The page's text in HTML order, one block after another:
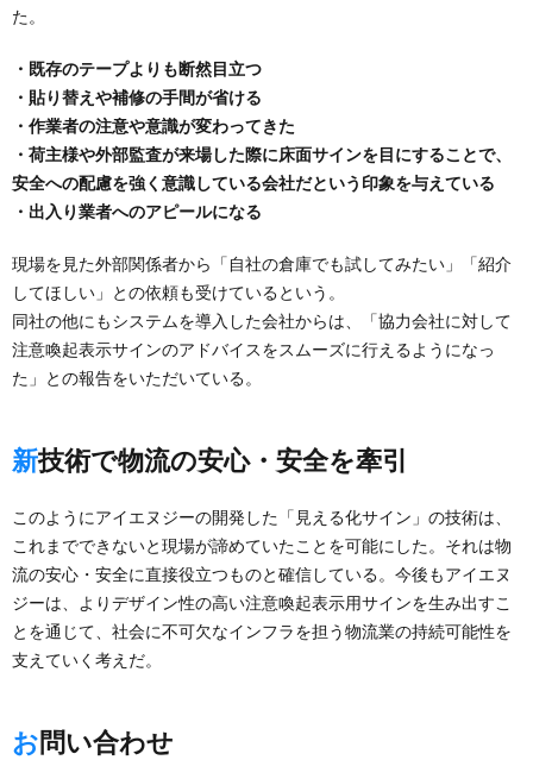
た。
・既存のテープよりも断然目立つ
・貼り替えや補修の手間が省ける
・作業者の注意や意識が変わってきた
・荷主様や外部監査が来場した際に床面サインを目にすることで、
安全への配慮を強く意識している会社だという印象を与えている
・出入り業者へのアピールになる
現場を見た外部関係者から「自社の倉庫でも試してみたい」「紹介
してほしい」との依頼も受けているという。
同社の他にもシステムを導入した会社からは、「協力会社に対して
注意喚起表示サインのアドバイスをスムーズに行えるようになっ
た」との報告をいただいている。
新技術で物流の安心・安全を牽引
このようにアイエヌジーの開発した「見える化サイン」の技術は、
これまでできないと現場が諦めていたことを可能にした。それは物
流の安心・安全に直接役立つものと確信している。今後もアイエヌ
ジーは、よりデザイン性の高い注意喚起表示用サインを生み出すこ
とを通じて、社会に不可欠なインフラを担う物流業の持続可能性を
支えていく考えだ。
お問い合わせ